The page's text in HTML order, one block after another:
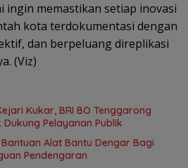
ingin memastikan setiap inovasi
kota terdokumentasi dengan
dan berpeluang direplikasi
(Viz)
Kukar, BRI BO Tenggarong
Pelayanan Publik
Alat Bantu Dengar Bagi
Pendengaran